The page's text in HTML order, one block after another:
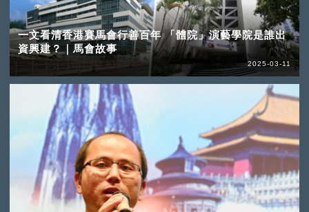
一文看清香港賽馬會行善百年 「體院」演藝學院是誰出
資興建？｜馬會故事
2025-03-11